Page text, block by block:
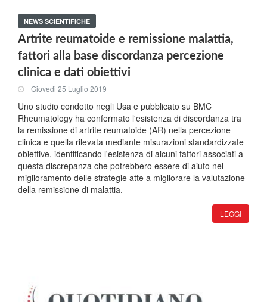
NEWS SCIENTIFICHE
Artrite reumatoide e remissione malattia,
fattori alla base discordanza percezione
clinica e dati obiettivi
Giovedi 25 Luglio 2019
Uno studio condotto negli Usa e pubblicato su BMC
Rheumatology ha confermato l'esistenza di discordanza tra
la remissione di artrite reumatoide (AR) nella percezione
clinica e quella rilevata mediante misurazioni standardizzate
obiettive, identificando l'esistenza di alcuni fattori associati a
questa discrepanza che potrebbero essere di aiuto nel
miglioramento delle strategie atte a migliorare la valutazione
della remissione di malattia.
LEGGI